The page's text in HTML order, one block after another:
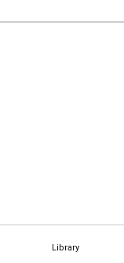
Library